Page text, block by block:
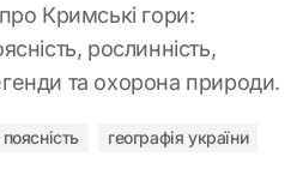
Кримські гори:
рослинність,
та охорона природи.
географія україни